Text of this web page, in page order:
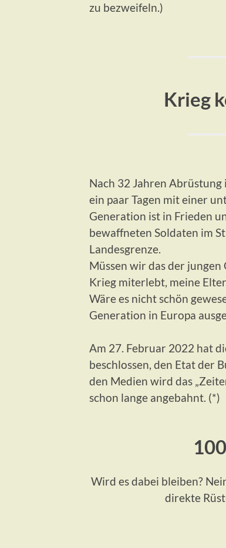
zu bezweifeln.)
Krieg
Nach 32 Jahren
ein paar Tagen mit einer
Generation ist in Frieden
bewaffneten Soldaten im
Landesgrenze.
Müssen wir das der
Krieg miterlebt, meine
Wäre es nicht schön
Generation in Europa
Am 27. Februar 2022 hat
beschlossen, den Etat der
den Medien wird das
schon lange angebahnt. (*)
Wird es dabei bleiben?
direkte